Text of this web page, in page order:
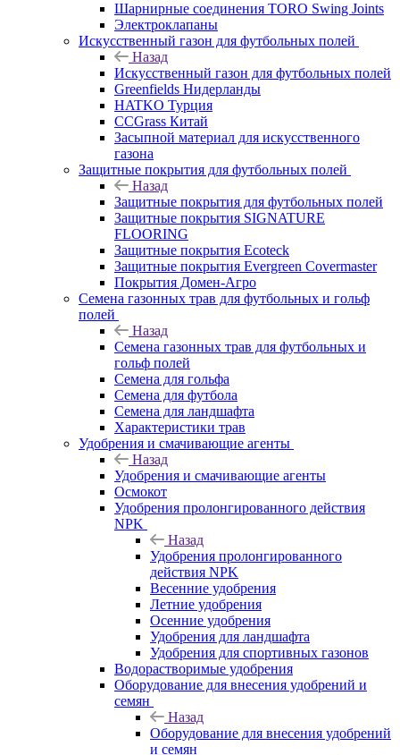
Шарнирные соединения TORO Swing Joints
Электроклапаны
Искусственный газон для футбольных полей
Назад
Искусственный газон для футбольных полей
Greenfields Нидерланды
HATKO Турция
CCGrass Китай
Засыпной материал для искусственного
газона
Защитные покрытия для футбольных полей
Назад
Защитные покрытия для футбольных полей
Защитные покрытия SIGNATURE
FLOORING
Защитные покрытия Ecoteck
Защитные покрытия Evergreen Covermaster
Покрытия Домен-Агро
Семена газонных трав для футбольных и гольф
полей
Назад
Семена газонных трав для футбольных и
гольф полей
Семена для гольфа
Семена для футбола
Семена для ландшафта
Характеристики трав
Удобрения и смачивающие агенты
Назад
Удобрения и смачивающие агенты
Осмокот
Удобрения пролонгированного действия
NPK
Назад
Удобрения пролонгированного
действия NPK
Весенние удобрения
Летние удобрения
Осенние удобрения
Удобрения для ландшафта
Удобрения для спортивных газонов
Водорастворимые удобрения
Оборудование для внесения удобрений и
семян
Назад
Оборудование для внесения удобрений
и семян